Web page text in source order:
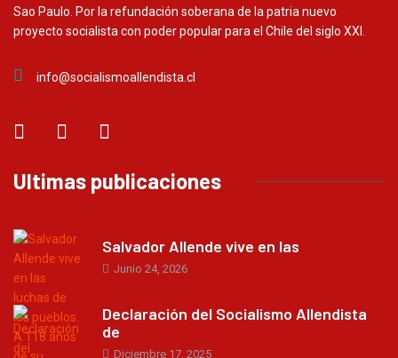
Sao Paulo. Por la refundación soberana de la patria nuevo
proyecto socialista con poder popular para el Chile del siglo XXI.
info@socialismoallendista.cl
Ultimas publicaciones
Salvador Allende vive en las
Junio 24, 2026
Declaración del Socialismo Allendista
de
Diciembre 17, 2025